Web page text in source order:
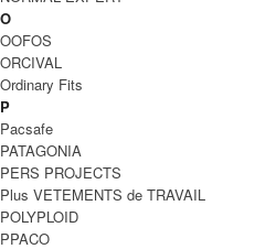
TOP
O
OOFOS
ORCIVAL
Ordinary Fits
P
Pacsafe
PATAGONIA
PERS PROJECTS
Plus VETEMENTS de TRAVAIL
POLYPLOID
PPACO